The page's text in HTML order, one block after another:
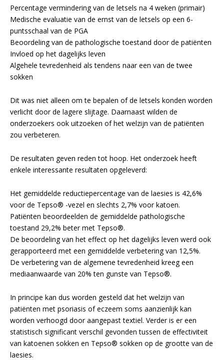
Percentage vermindering van de letsels na 4 weken (primair)
Medische evaluatie van de ernst van de letsels op een 6-
puntsschaal van de PGA
Beoordeling van de pathologische toestand door de patiënten
Invloed op het dagelijks leven
Algehele tevredenheid als tendens naar een van de twee
sokken
Dit was niet alleen om te bepalen of de letsels konden worden
verlicht door de lagere slijtage. Daarnaast wilden de
onderzoekers ook uitzoeken of het welzijn van de patiënten
zou verbeteren.
De resultaten geven reden tot hoop. Het onderzoek heeft
enkele interessante resultaten opgeleverd:
Het gemiddelde reductiepercentage van de laesies is 42,6%
voor de Tepso® -vezel en slechts 2,7% voor katoen.
Patiënten beoordeelden de gemiddelde pathologische
toestand 29,2% beter met Tepso®.
De beoordeling van het effect op het dagelijks leven werd ook
gerapporteerd met een gemiddelde verbetering van 12,5%.
De verbetering van de algemene tevredenheid kreeg een
mediaanwaarde van 20% ten gunste van Tepso®.
In principe kan dus worden gesteld dat het welzijn van
patiënten met psoriasis of eczeem soms aanzienlijk kan
worden verhoogd door aangepast textiel. Verder is er een
statistisch significant verschil gevonden tussen de effectiviteit
van katoenen sokken en Tepso® sokken op de grootte van de
laesies.